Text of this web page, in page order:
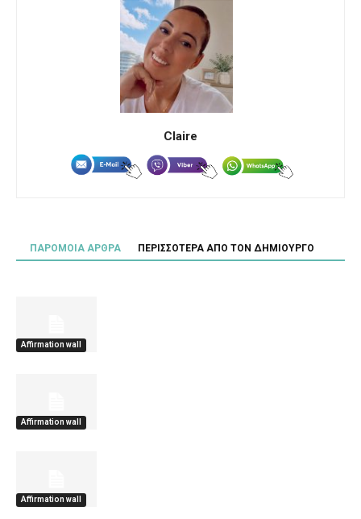
Claire
ΠΑΡΟΜΟΙΑ ΑΡΘΡΑ ΠΕΡΙΣΣΟΤΕΡΑ ΑΠΟ ΤΟΝ ΔΗΜΙΟΥΡΓΟ
Affirmation wall
Affirmation wall
Affirmation wall